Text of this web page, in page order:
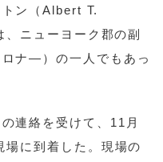
ン（Albert T.
ニューヨーク郡の副
ナ―）の一人でもあっ
連絡を受けて、11月
に到着した。現場の